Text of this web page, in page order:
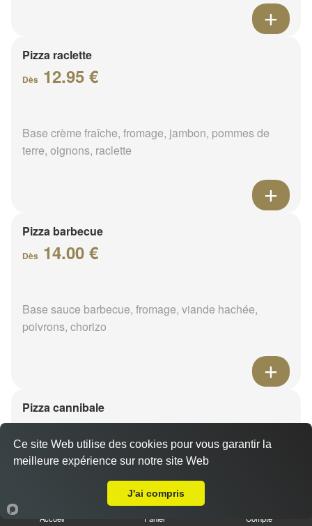
Pizza raclette
Dès 12.95 €
Base crème fraîche, fromage, jambon, pommes de
terre, oignons, raclette
Pizza barbecue
Dès 14.00 €
Base sauce barbecue, fromage, viande hachée,
poivrons, chorizo
Pizza cannibale
14.00 €
Base sauce barbecue, fromage, viande hachée,
Accueil Panier Compte
Ce site Web utilise des cookies pour vous garantir la
meilleure expérience sur notre site Web
J'ai compris